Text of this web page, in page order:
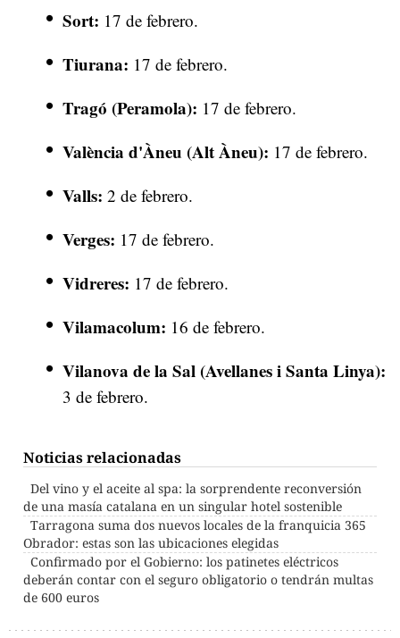
Sort: 17 de febrero.
Tiurana: 17 de febrero.
Tragó (Peramola): 17 de febrero.
València d'Àneu (Alt Àneu): 17 de febrero.
Valls: 2 de febrero.
Verges: 17 de febrero.
Vidreres: 17 de febrero.
Vilamacolum: 16 de febrero.
Vilanova de la Sal (Avellanes i Santa Linya):
3 de febrero.
Noticias relacionadas
Del vino y el aceite al spa: la sorprendente reconversión
de una masía catalana en un singular hotel sostenible
Tarragona suma dos nuevos locales de la franquicia 365
Obrador: estas son las ubicaciones elegidas
Confirmado por el Gobierno: los patinetes eléctricos
deberán contar con el seguro obligatorio o tendrán multas
de 600 euros